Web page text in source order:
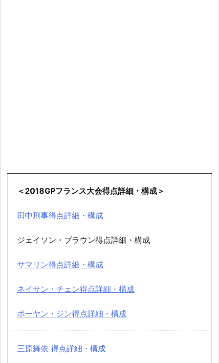
＜2018GPフランス大会得点詳細・構成＞
田中刑事得点詳細・構成
ジェイソン・ブラウン得点詳細・構成
サマリン得点詳細・構成
ネイサン・チェン得点詳細・構成
ボーヤン・ジン得点詳細・構成
三原舞依 得点詳細・構成